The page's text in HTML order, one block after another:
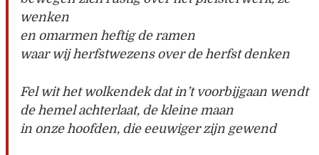
wenken
en omarmen heftig de ramen
waar wij herfstwezens over de herfst denken
Fel wit het wolkendek dat in’t voorbijgaan wendt
de hemel achterlaat, de kleine maan
in onze hoofden, die eeuwiger zijn gewend